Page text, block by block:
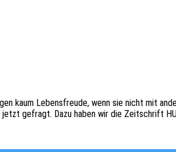
kaum Lebens­freu­de, wenn sie nicht mit
gefragt. Dazu haben wir die Zeit­schrift